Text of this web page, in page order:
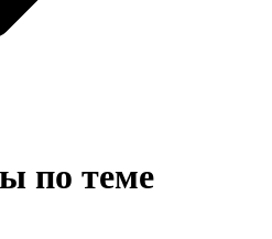
по теме